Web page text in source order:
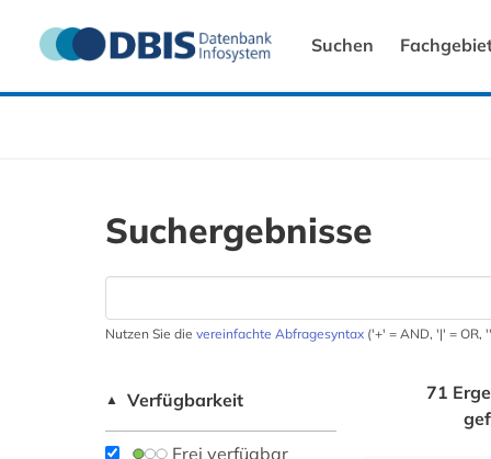
Suchen
Suchergebnisse
Nutzen Sie die vereinfachte Abfragesyntax ('+' = AND, '|' = OR,
▲ Verfügbarkeit
Frei verfügbar
71